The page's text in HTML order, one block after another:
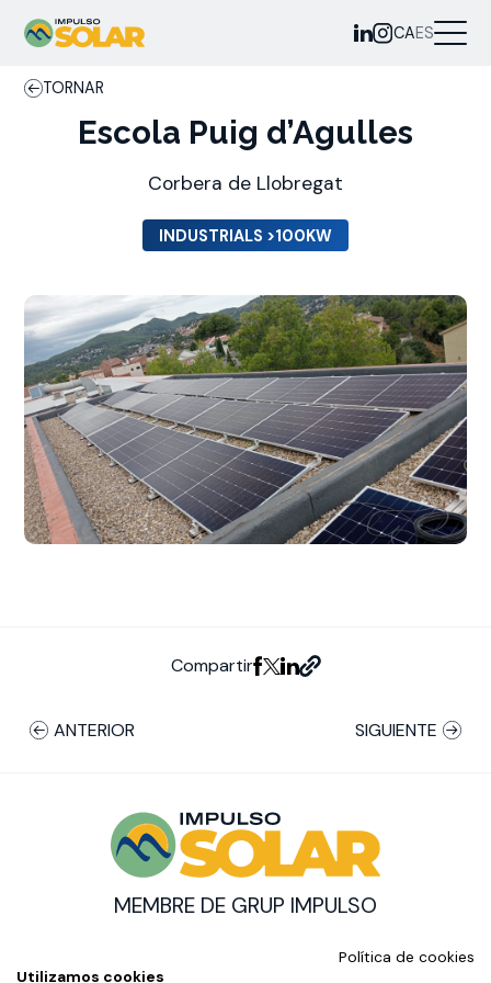
CAES
TORNAR
Escola Puig d’Agulles
Corbera de Llobregat
INDUSTRIALS >100KW
Compartir
ANTERIOR SIGUIENTE
MEMBRE DE GRUP IMPULSO
AMB EL SUPORT DE:
Política de cookies
Utilizamos cookies